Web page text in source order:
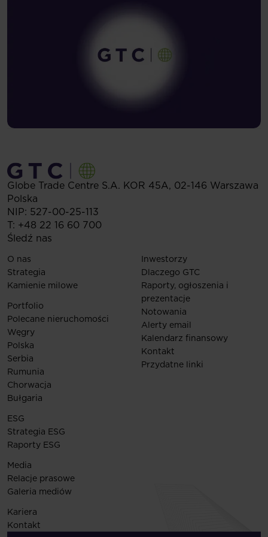
Globe Trade Centre S.A. KOR 45A, 02-146 Warszawa
Polska
NIP: 527-00-25-113
T: +48 22 16 60 700
Śledź nas
O nas
Strategia
Kamienie milowe
Portfolio
Polecane nieruchomości
Węgry
Polska
Serbia
Rumunia
Chorwacja
Bułgaria
Inwestorzy
Dlaczego GTC
Raporty, ogłoszenia i
prezentacje
Notowania
Alerty email
Kalendarz finansowy
Kontakt
Przydatne linki
ESG
Strategia ESG
Raporty ESG
Media
Relacje prasowe
Galeria mediów
Kariera
Kontakt